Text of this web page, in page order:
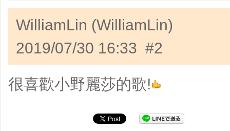
WilliamLin (WilliamLin)
2019/07/30 16:33 #2
很喜歡小野麗莎的歌!